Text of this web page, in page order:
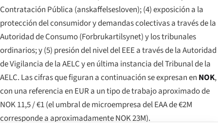
Contratación Pública (anskaffelsesloven); (4) exposición a la
protección del consumidor y demandas colectivas a través de la
Autoridad de Consumo (Forbrukartilsynet) y los tribunales
ordinarios; y (5) presión del nivel del EEE a través de la Autoridad
de Vigilancia de la AELC y en última instancia del Tribunal de la
AELC. Las cifras que figuran a continuación se expresan en NOK,
con una referencia en EUR a un tipo de trabajo aproximado de
NOK 11,5 / €1 (el umbral de microempresa del EAA de €2M
corresponde a aproximadamente NOK 23M).